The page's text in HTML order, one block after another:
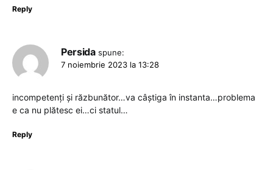
Reply
Persida spune:
7 noiembrie 2023 la 13:28
incompetenți și răzbunător…va câștiga în instanta…problema
e ca nu plătesc ei…ci statul…
Reply